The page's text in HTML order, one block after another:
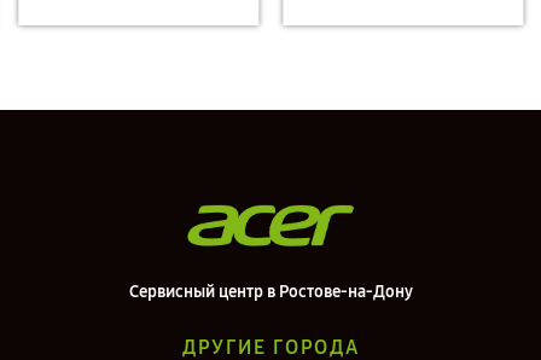
Сервисный центр в Ростове-на-Дону
ДРУГИЕ ГОРОДА